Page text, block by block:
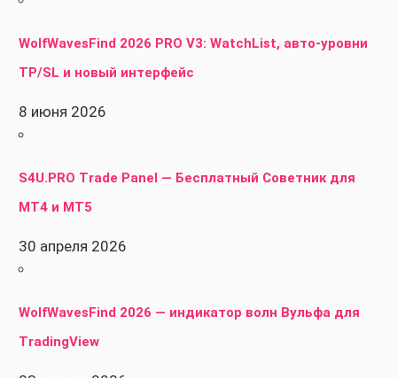
WolfWavesFind 2026 PRO V3: WatchList, авто-уровни
TP/SL и новый интерфейс
8 июня 2026
S4U.PRO Trade Panel — Бесплатный Советник для
MT4 и MT5
30 апреля 2026
WolfWavesFind 2026 — индикатор волн Вульфа для
TradingView